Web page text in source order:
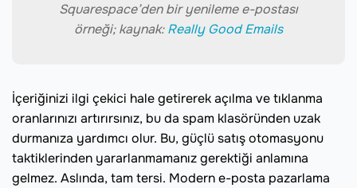
Squarespace’den bir yenileme e-postası
örneği; kaynak:Really Good Emails
İçeriğinizi ilgi çekici hale getirerek açılma ve tıklanma
oranlarınızı artırırsınız, bu da spam klasöründen uzak
durmanıza yardımcı olur. Bu, güçlü satış otomasyonu
taktiklerinden yararlanmamanız gerektiği anlamına
gelmez. Aslında, tam tersi. Modern e-posta pazarlama